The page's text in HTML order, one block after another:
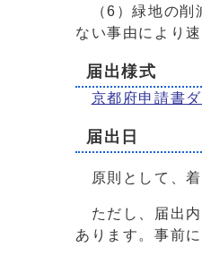
（6）緑地の削
ない事由により
届出様式
京都府申請書
届出日
原則として、着
ただし、届出内
あります。事前